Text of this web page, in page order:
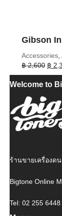
Gibson
Accessories,
฿2,600
price
was:
฿
Welcome to
ร้านขายเครื่องด
Bigtone Online
Tel: 02 255 6448